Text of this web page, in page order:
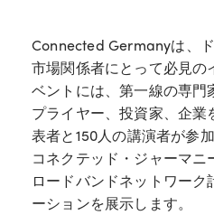
Connected Germanyは、
市場関係者にとって必見の
ベントには、第一線の専門
プライヤー、投資家、企業
表者と150人の講演者が参加
コネクテッド・ジャーマ
ロードバンドネットワー
ーションを展示します。